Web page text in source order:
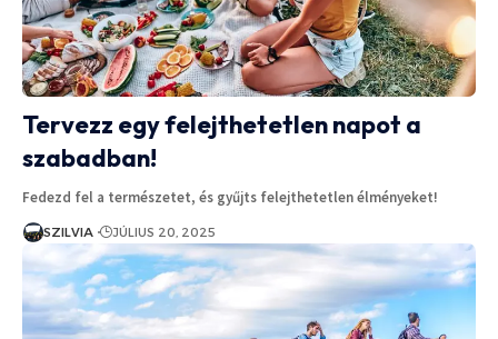
Tervezz egy felejthetetlen napot a
szabadban!
Fedezd fel a természetet, és gyűjts felejthetetlen élményeket!
SZILVIA JÚLIUS 20, 2025